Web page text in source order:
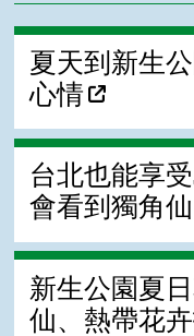
夏天到新生
心情
台北也能享
會看到獨角仙
新生公園夏
仙、熱帶花